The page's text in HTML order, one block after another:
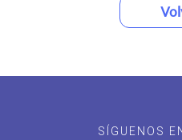
SÍGUENOS